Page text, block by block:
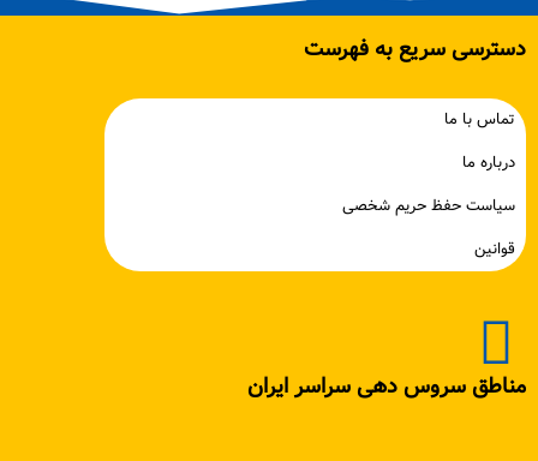
دسترسی سریع به فهرست
تماس با ما
درباره ما
سیاست حفظ حریم شخصی
قوانین
مناطق سروس دهی سراسر ایران